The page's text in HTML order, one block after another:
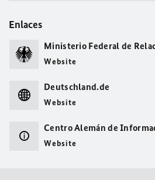
Enlaces
Ministerio Federal de
Website
Deutschland.de
Website
Centro Alemán de
Website